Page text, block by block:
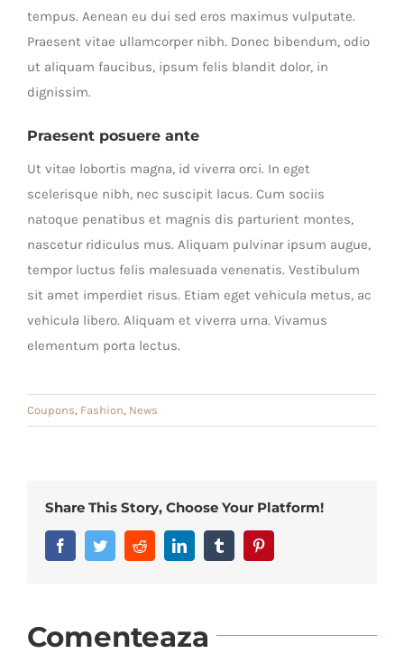
tempus. Aenean eu dui sed eros maximus vulputate.
Praesent vitae ullamcorper nibh. Donec bibendum, odio
ut aliquam faucibus, ipsum felis blandit dolor, in
dignissim.
Praesent posuere ante
Ut vitae lobortis magna, id viverra orci. In eget
scelerisque nibh, nec suscipit lacus. Cum sociis
natoque penatibus et magnis dis parturient montes,
nascetur ridiculus mus. Aliquam pulvinar ipsum augue,
tempor luctus felis malesuada venenatis. Vestibulum
sit amet imperdiet risus. Etiam eget vehicula metus, ac
vehicula libero. Aliquam et viverra urna. Vivamus
elementum porta lectus.
Coupons, Fashion, News
Share This Story, Choose Your Platform!
FacebookTwitterRedditLinkedInTumblr
Comenteaza